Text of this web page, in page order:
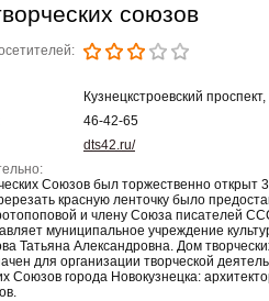
союзов
Кузнецкстроевский проспект,
46-42-65
dts42.ru/
Союзов был торжественно открыт
красную ленточку было
и члену Союза писателей
муниципальное учреждение
Татьяна Александровна. Дом
для организации творческой
Союзов города Новокузнецка: